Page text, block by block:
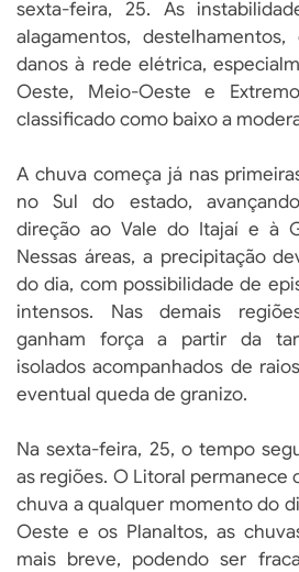
sexta-feira, 25. As
alagamentos,
danos à rede elétrica,
Oeste, Meio-Oeste e
classificado como baixo a
A chuva começa já nas
no Sul do estado,
direção ao Vale do Itajaí e à
Nessas áreas, a precipitação
do dia, com possibilidade de
intensos. Nas demais
ganham força a partir da
isolados acompanhados de
eventual queda de granizo.
Na sexta-feira, 25, o tempo
as regiões. O Litoral permanece
chuva a qualquer momento do
Oeste e os Planaltos, as
mais breve, podendo ser